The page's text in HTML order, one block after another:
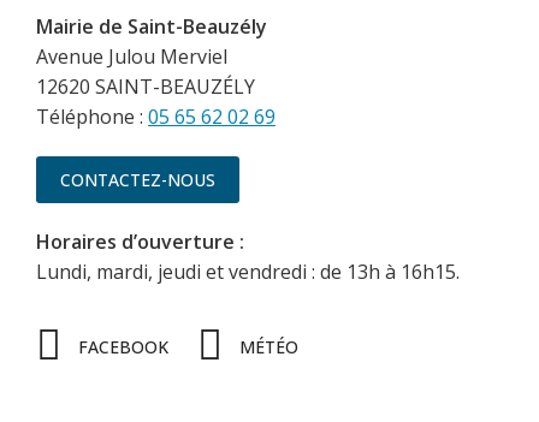
Mairie de Saint-Beauzély
Avenue Julou Merviel
12620 SAINT-BEAUZÉLY
Téléphone : 05 65 62 02 69
CONTACTEZ-NOUS
Horaires d’ouverture :
Lundi, mardi, jeudi et vendredi : de 13h à 16h15.
FACEBOOK MÉTÉO